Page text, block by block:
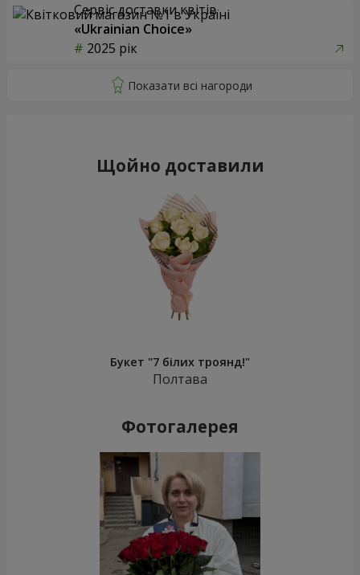
Сервіс доставки квітів
«Ukrainian Choice»
2025 рік
Щойно доставили
Букет "7 білих троянд!"
Полтава
Фотогалерея